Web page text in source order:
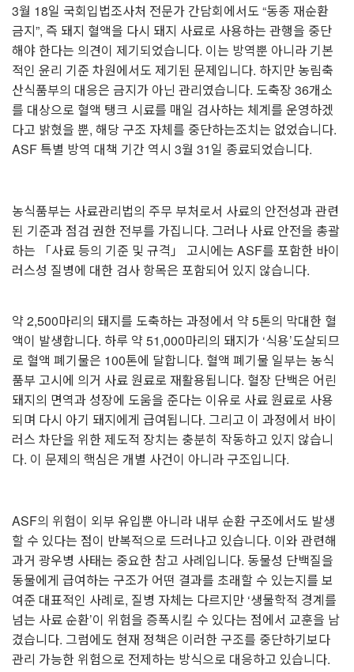
3월 18일 국회입법조사처 전문가 간담회에서도 “동종 재순환
금지”, 즉 돼지 혈액을 다시 돼지 사료로 사용하는 관행을 중단
해야 한다는 의견이 제기되었습니다. 이는 방역뿐 아니라 기본
적인 윤리 기준 차원에서도 제기된 문제입니다. 하지만 농림축
산식품부의 대응은 금지가 아닌 관리였습니다. 도축장 36개소
를 대상으로 혈액 탱크 시료를 매일 검사하는 체계를 운영하겠
다고 밝혔을 뿐, 해당 구조 자체를 중단하는조치는 없었습니다.
ASF 특별 방역 대책 기간 역시 3월 31일 종료되었습니다.
농식품부는 사료관리법의 주무 부처로서 사료의 안전성과 관련
된 기준과 점검 권한 전부를 가집니다. 그러나 사료 안전을 총괄
하는 「사료 등의 기준 및 규격」 고시에는 ASF를 포함한 바이
러스성 질병에 대한 검사 항목은 포함되어 있지 않습니다.
약 2,500마리의 돼지를 도축하는 과정에서 약 5톤의 막대한 혈
액이 발생합니다. 하루 약 51,000마리의 돼지가 ‘식용’도살되므
로 혈액 폐기물은 100톤에 달합니다. 혈액 폐기물 일부는 농식
품부 고시에 의거 사료 원료로 재활용됩니다. 혈장 단백은 어린
돼지의 면역과 성장에 도움을 준다는 이유로 사료 원료로 사용
되며 다시 아기 돼지에게 급여됩니다. 그리고 이 과정에서 바이
러스 차단을 위한 제도적 장치는 충분히 작동하고 있지 않습니
다. 이 문제의 핵심은 개별 사건이 아니라 구조입니다.
ASF의 위험이 외부 유입뿐 아니라 내부 순환 구조에서도 발생
할 수 있다는 점이 반복적으로 드러나고 있습니다. 이와 관련해
과거 광우병 사태는 중요한 참고 사례입니다. 동물성 단백질을
동물에게 급여하는 구조가 어떤 결과를 초래할 수 있는지를 보
여준 대표적인 사례로, 질병 자체는 다르지만 ‘생물학적 경계를
넘는 사료 순환’이 위험을 증폭시킬 수 있다는 점에서 교훈을 남
겼습니다. 그럼에도 현재 정책은 이러한 구조를 중단하기보다
관리 가능한 위험으로 전제하는 방식으로 대응하고 있습니다.